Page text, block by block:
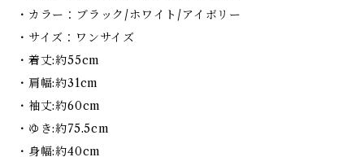
・カラー：ブラック/ホワイト/アイボリー
・サイズ：ワンサイズ
・着丈:約55cm
・肩幅:約31cm
・袖丈:約60cm
・ゆき:約75.5cm
・身幅:約40cm